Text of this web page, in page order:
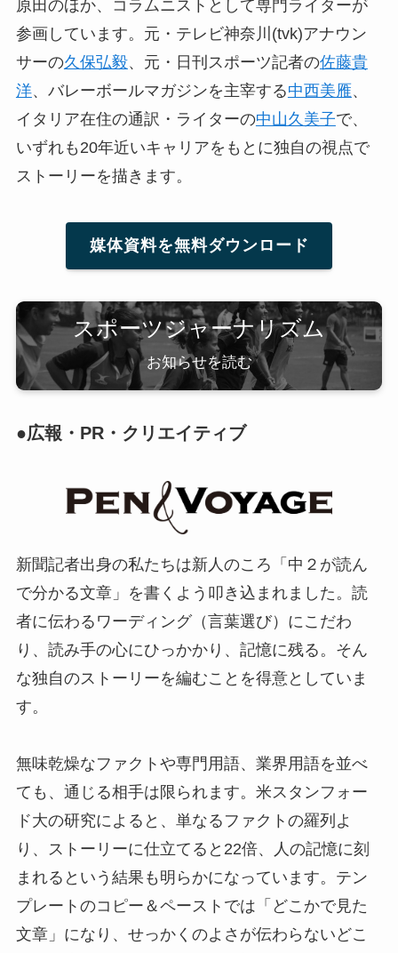
原田のほか、コラムニストとして専門ライターが
参画しています。元・テレビ神奈川(tvk)アナウン
サーの久保弘毅、元・日刊スポーツ記者の佐藤貴
洋、バレーボールマガジンを主宰する中西美雁、
イタリア在住の通訳・ライターの中山久美子で、
いずれも20年近いキャリアをもとに独自の視点で
ストーリーを描きます。
媒体資料を無料ダウンロード
スポーツジャーナリズム
お知らせを読む
●広報・PR・クリエイティブ
新聞記者出身の私たちは新人のころ「中２が読ん
で分かる文章」を書くよう叩き込まれました。読
者に伝わるワーディング（言葉選び）にこだわ
り、読み手の心にひっかかり、記憶に残る。そん
な独自のストーリーを編むことを得意としていま
す。
無味乾燥なファクトや専門用語、業界用語を並べ
ても、通じる相手は限られます。米スタンフォー
ド大の研究によると、単なるファクトの羅列よ
り、ストーリーに仕立てると22倍、人の記憶に刻
まれるという結果も明らかになっています。テン
プレートのコピー＆ペーストでは「どこかで見た
文章」になり、せっかくのよさが伝わらないどこ